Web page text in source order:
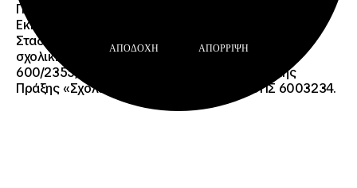
Προσωρινοί Πίνακες Κατάταξης Υποψηφίων
Εκπαιδευτικού Προσωπικού, Συμβούλων
Σταδιοδρομίας και Συμβούλων Ψυχολόγων για τη
σχολική περίοδο 2026-2027 της ΑΠ
600/2355/13042/08-05-2026 πρόσκλησης, της
Πράξης «Σχολεία Δεύτερης Ευκαιρίας», ΟΠΣ 6003234.
ΑΠΟΔΟΧΉ ΑΠΌΡΡΙΨΗ